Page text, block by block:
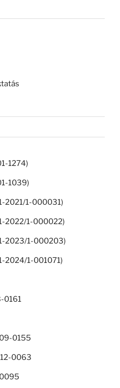
1274)
1039)
2021/1-000031)
2022/1-000022)
2023/1-000203)
2024/1-001071)
0161
0155
0063